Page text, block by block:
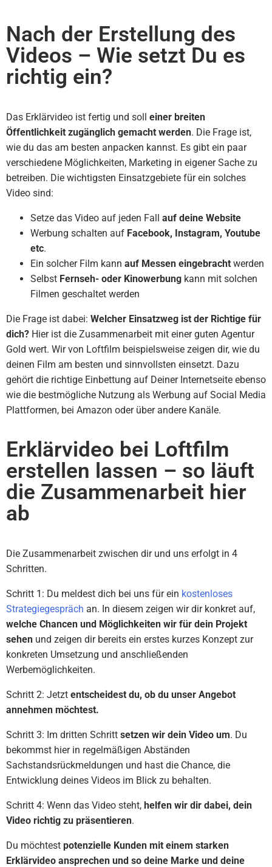
Nach der Erstellung des
Videos – Wie setzt Du es
richtig ein?
Das Erklärvideo ist fertig und soll einer breiten
Öffentlichkeit zugänglich gemacht werden. Die Frage ist,
wie du das am besten anpacken kannst. Es gibt ein paar
verschiedene Möglichkeiten, Marketing in eigener Sache zu
betreiben. Die wichtigsten Einsatzgebiete für ein solches
Video sind:
Setze das Video auf jeden Fall auf deine Website
Werbung schalten auf Facebook, Instagram, Youtube
etc.
Ein solcher Film kann auf Messen eingebracht werden
Selbst Fernseh- oder Kinowerbung kann mit solchen
Filmen geschaltet werden
Die Frage ist dabei: Welcher Einsatzweg ist der Richtige für
dich? Hier ist die Zusammenarbeit mit einer guten Agentur
Gold wert. Wir von Loftfilm beispielsweise zeigen dir, wie du
deinen Film am besten und sinnvollsten einsetzt. Dazu
gehört die richtige Einbettung auf Deiner Internetseite ebenso
wie die bestmögliche Nutzung als Werbung auf Social Media
Plattformen, bei Amazon oder über andere Kanäle.
Erklärvideo bei Loftfilm
erstellen lassen – so läuft
die Zusammenarbeit hier
ab
Die Zusammenarbeit zwischen dir und uns erfolgt in 4
Schritten.
Schritt 1: Du meldest dich bei uns für ein kostenloses
Strategiegespräch an. In diesem zeigen wir dir konkret auf,
welche Chancen und Möglichkeiten wir für dein Projekt
sehen und zeigen dir bereits ein erstes kurzes Konzept zur
konkreten Umsetzung und anschließenden
Werbemöglichkeiten.
Schritt 2: Jetzt entscheidest du, ob du unser Angebot
annehmen möchtest.
Schritt 3: Im dritten Schritt setzen wir dein Video um. Du
bekommst hier in regelmäßigen Abständen
Sachstandsrückmeldungen und hast die Chance, die
Entwicklung deines Videos im Blick zu behalten.
Schritt 4: Wenn das Video steht, helfen wir dir dabei, dein
Video richtig zu präsentieren.
Du möchtest potenzielle Kunden mit einem starken
Erklärvideo ansprechen und so deine Marke und deine